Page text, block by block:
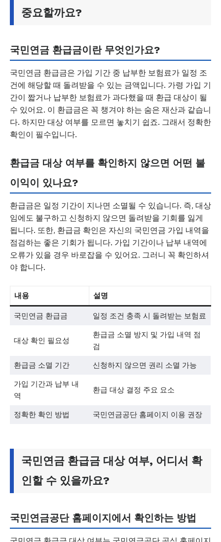
중요할까요?
국민연금 환급금이란 무엇인가요?
국민연금 환급금은 가입 기간 중 납부한 보험료가 일정 조
건에 해당할 때 돌려받을 수 있는 금액입니다. 가령 가입 기
간이 짧거나 납부한 보험료가 과다했을 때 환급 대상이 될
수 있어요. 이 환급금은 꼭 챙겨야 하는 숨은 재산과 같습니
다. 하지만 대상 여부를 모르면 놓치기 쉽죠. 그래서 정확한
확인이 필수입니다.
환급금 대상 여부를 확인하지 않으면 어떤 불
이익이 있나요?
환급금은 일정 기간이 지나면 소멸될 수 있습니다. 즉, 대상
임에도 불구하고 신청하지 않으면 돌려받을 기회를 잃게
됩니다. 또한, 환급금 확인은 자신의 국민연금 가입 내역을
점검하는 좋은 기회가 됩니다. 가입 기간이나 납부 내역에
오류가 있을 경우 바로잡을 수 있어요. 그러니 꼭 확인하셔
야 합니다.
내용 설명
국민연금 환급금 일정 조건 충족 시 돌려받는 보험료
대상 확인 필요성
환급금 소멸 방지 및 가입 내역 점
검
환급금 소멸 기간 신청하지 않으면 권리 소멸 가능
가입 기간과 납부 내
역
환급 대상 결정 주요 요소
정확한 확인 방법 국민연금공단 홈페이지 이용 권장
국민연금 환급금 대상 여부, 어디서 확
인할 수 있을까요?
국민연금공단 홈페이지에서 확인하는 방법